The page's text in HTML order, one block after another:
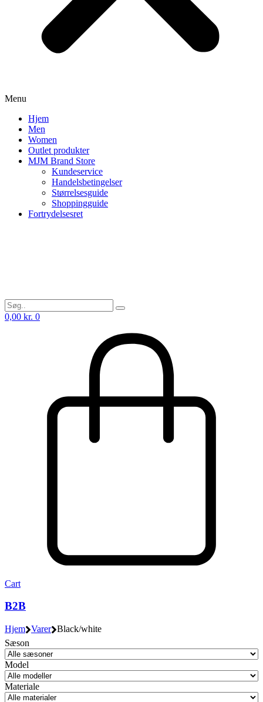
Menu
Hjem
Men
Women
Outlet produkter
MJM Brand Store
Kundeservice
Handelsbetingelser
Størrelsesguide
Shoppingguide
Fortrydelsesret
0,00 kr. 0
Cart
B2B
Hjem Varer Black/white
Sæson
Model
Materiale